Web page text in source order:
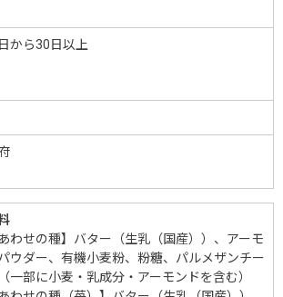
から30日以上
あわせの種】バター（生乳（国産））、アーモ
ウダー、有機小麦粉、粉糖、パルメザンチー
一部に小麦・乳成分・アーモンドを含む）